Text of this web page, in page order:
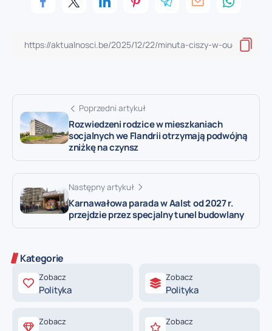
Poprzedni artykuł
Rozwiedzeni rodzice w mieszkaniach
socjalnych we Flandrii otrzymają podwójną
zniżkę na czynsz
Następny artykuł
Karnawałowa parada w Aalst od 2027 r.
przejdzie przez specjalny tunel budowlany
Kategorie
Zobacz
Polityka
Zobacz
Polityka
Zobacz Zobacz